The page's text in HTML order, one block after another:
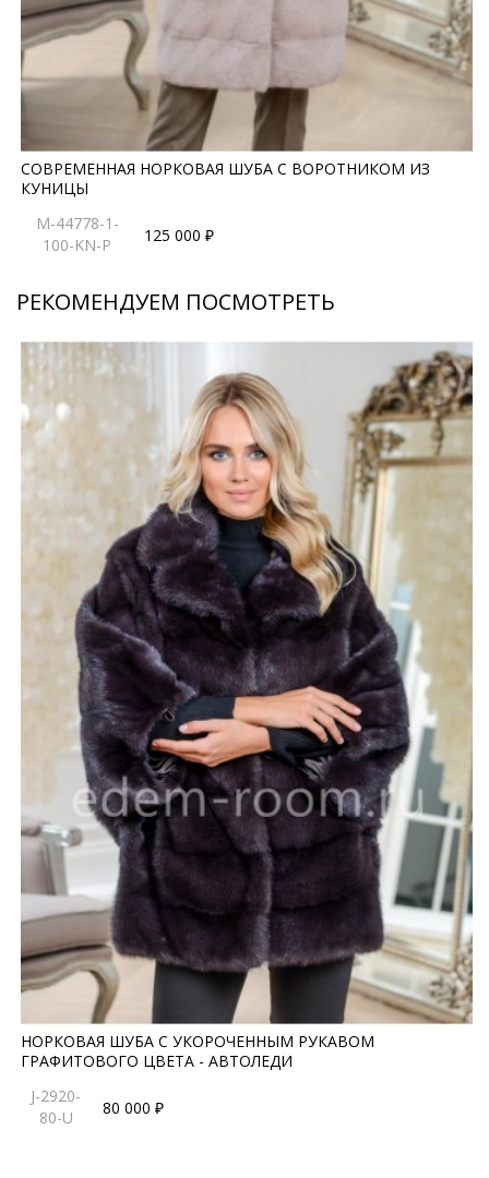
СОВРЕМЕННАЯ НОРКОВАЯ ШУБА С ВОРОТНИКОМ ИЗ
КУНИЦЫ
M-44778-1-
100-KN-P
125 000 ₽
РЕКОМЕНДУЕМ ПОСМОТРЕТЬ
НОРКОВАЯ ШУБА С УКОРОЧЕННЫМ РУКАВОМ
ГРАФИТОВОГО ЦВЕТА - АВТОЛЕДИ
J-2920-
80-U
80 000 ₽